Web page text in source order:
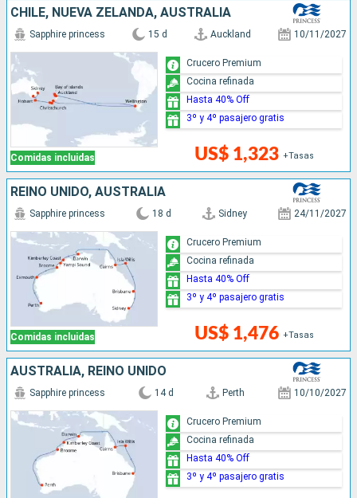
CHILE, NUEVA ZELANDA, AUSTRALIA
Comidas incluidas
Sapphire princess 15 d Auckland 10/11/2027
US$ 1,323 +Tasas
Crucero Premium
Cocina refinada
Hasta 40% Off
3º y 4º pasajero gratis
REINO UNIDO, AUSTRALIA
Comidas incluidas
Sapphire princess 18 d Sidney 24/11/2027
US$ 1,476 +Tasas
Crucero Premium
Cocina refinada
Hasta 40% Off
3º y 4º pasajero gratis
AUSTRALIA, REINO UNIDO
Sapphire princess 14 d Perth 10/10/2027
Crucero Premium
Cocina refinada
Hasta 40% Off
3º y 4º pasajero gratis